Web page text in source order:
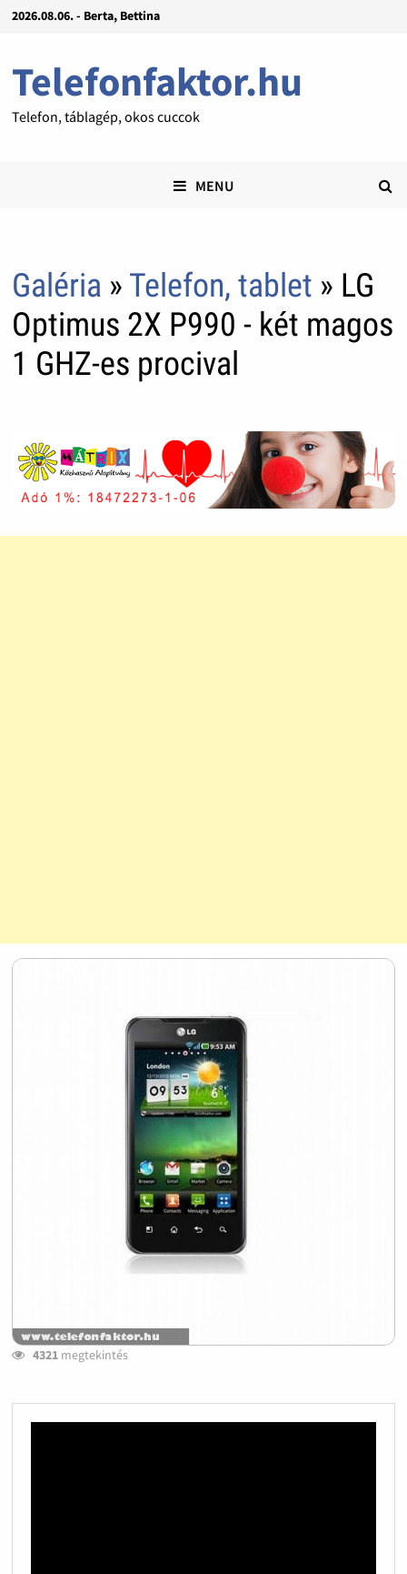
2026.08.06. - Berta, Bettina
Telefonfaktor.hu
Telefon, táblagép, okos cuccok
MENU
Galéria » Telefon, tablet » LG
Optimus 2X P990 - két magos
1 GHZ-es procival
4321megtekintés